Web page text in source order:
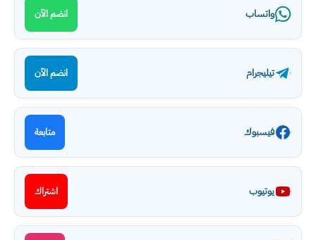
واتساب انضم الآن
تيليجرام انضم الآن
فيسبوك متابعة
يوتيوب اشتراك